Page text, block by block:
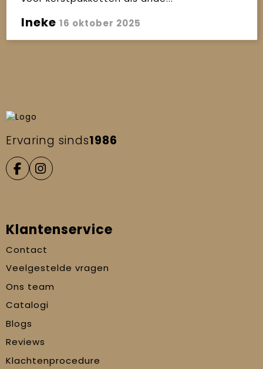
Ineke 16 oktober 2025
Ervaring sinds1986
Klantenservice
Contact
Veelgestelde vragen
Ons team
Catalogi
Blogs
Reviews
Klachtenprocedure